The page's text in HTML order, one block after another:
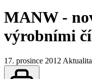
MANW -
výrobními
17. prosince 2012 Aktualita